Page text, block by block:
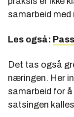
samarbeid
Les også:
Det tas også
næringen. Her
samarbeid for
satsingen